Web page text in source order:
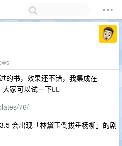
的书，效果还不错，我集成在
家可以试一下👇🏻
76/
会出现「林黛玉倒拔垂杨柳」的剧